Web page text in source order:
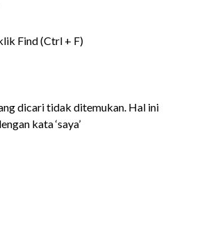
Find (Ctrl + F)
dicari tidak ditemukan. Hal ini
kata ‘saya’